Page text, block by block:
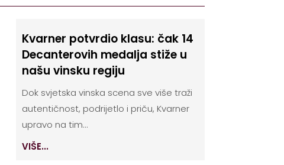
Kvarner potvrdio klasu: čak 14
Decanterovih medalja stiže u
našu vinsku regiju
Dok svjetska vinska scena sve više traži
autentičnost, podrijetlo i priču, Kvarner
upravo na tim...
VIŠE...